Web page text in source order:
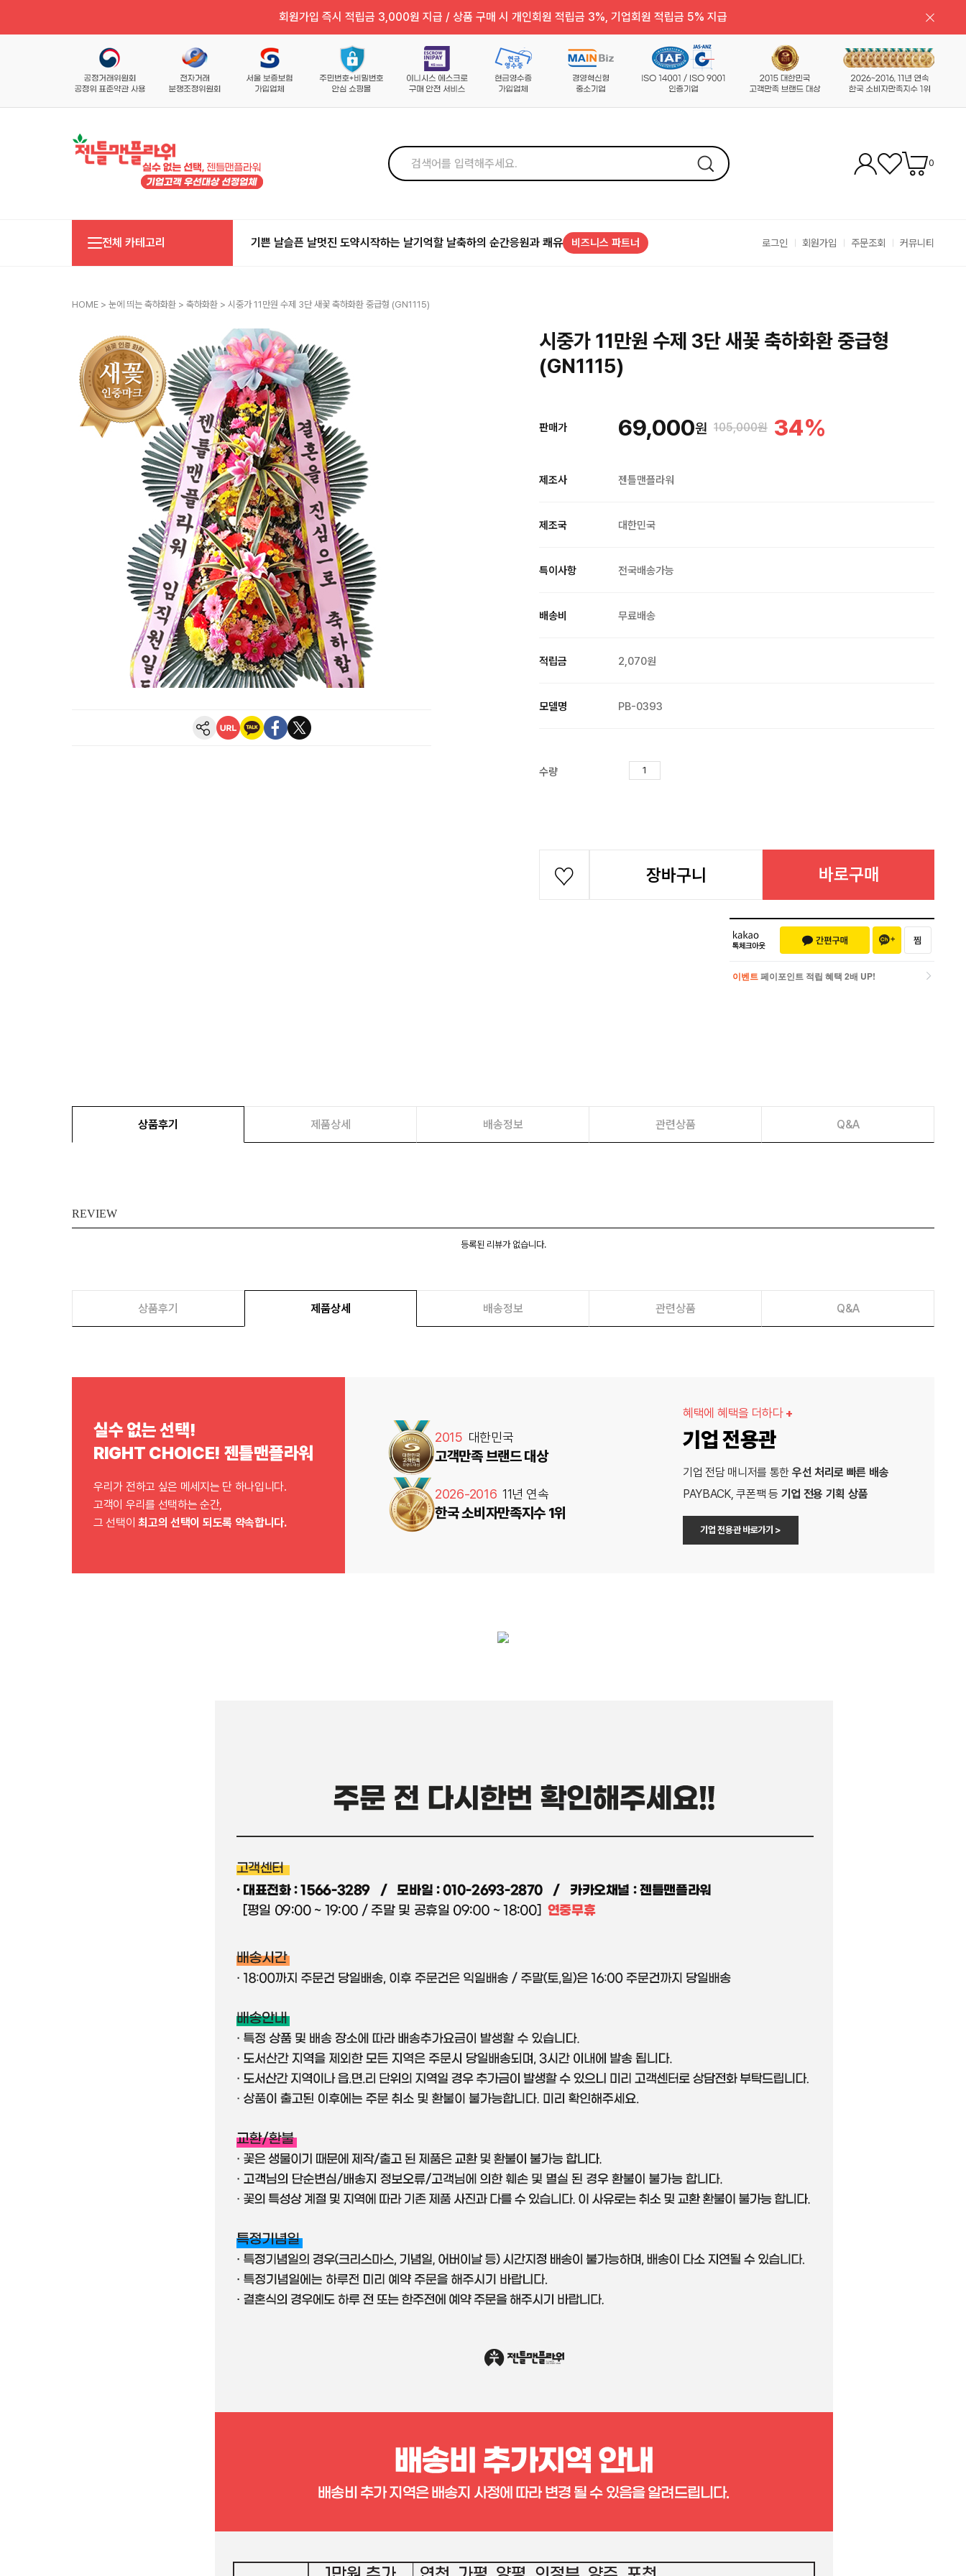
회원가입 즉시 적립금 3,000원 지급 / 상품 구매 시 개인회원 적립금 3%, 기업회원 적립금 5% 지급
0
전체 카테고리 기쁜 날슬픈 날멋진 도약시작하는 날기억할 날축하의 순간응원과 쾌유 비즈니스 파트너 로그인 회원가입 주문조회 커뮤니티
HOME > 눈에 띄는 축하화환 > 축하화환 > 시중가 11만원 수제 3단 새꽃 축하화환 중급형 (GN1115)
시중가 11만원 수제 3단 새꽃 축하화환 중급형
(GN1115)
판매가 69,000원 105,000원 34%
제조사 젠틀맨플라워
제조국 대한민국
특이사항 전국배송가능
배송비 무료배송
적립금 2,070원
모델명 PB-0393
수량
장바구니 바로구매
이벤트 페이포인트 적립 혜택 2배 UP!
상품후기 제품상세 배송정보 관련상품 Q&A
REVIEW
등록된 리뷰가 없습니다.
상품후기 제품상세 배송정보 관련상품 Q&A
실수 없는 선택!
RIGHT CHOICE! 젠틀맨플라워
우리가 전하고 싶은 메세지는 단 하나입니다.
고객이 우리를 선택하는 순간,
그 선택이최고의 선택이 되도록 약속합니다.
2015 대한민국
고객만족 브랜드 대상
2026-2016 11년 연속
한국 소비자만족지수 1위
혜택에 혜택을 더하다 +
기업 전용관
기업 전담 매니저를 통한 우선 처리로 빠른 배송
PAYBACK, 쿠폰팩 등 기업 전용 기획 상품
기업 전용관 바로가기 >